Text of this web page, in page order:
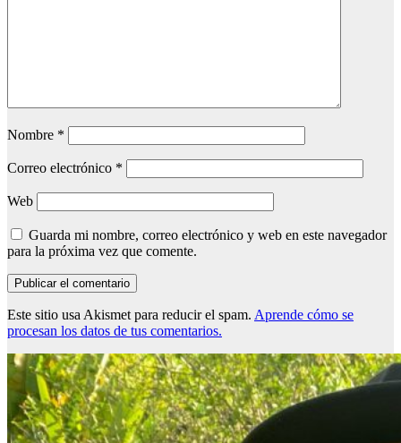
Nombre *
Correo electrónico *
Web
Guarda mi nombre, correo electrónico y web en este navegador
para la próxima vez que comente.
Este sitio usa Akismet para reducir el spam. Aprende cómo se
procesan los datos de tus comentarios.